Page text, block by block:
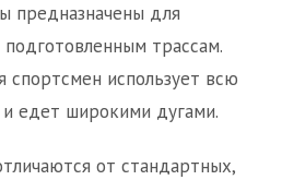
предназначены для
трассам.
спортсмен использует всю
едет широкими дугами.
от стандартных,